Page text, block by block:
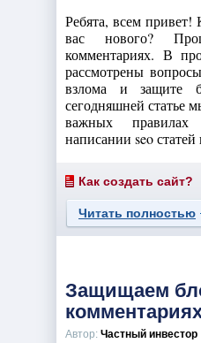
Ребята, всем
вас нового?
комментариях. В
рассмотрены
взлома и защите
сегодняшней статье
важных
написании seo статей
Как создать сайт?
Читать полностью
Защищаем
Автор: Частный инвестор